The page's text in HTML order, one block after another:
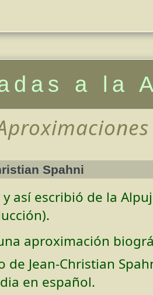
a la
Spahni
y así escribió de la
aproximación
de Jean-Christian
en español.